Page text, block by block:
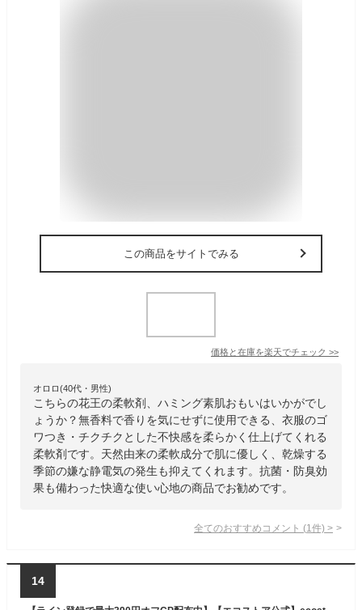
この商品をサイトでみる
価格と在庫を楽天でチェック >>
オロロ(40代・男性)
こちらの花王の柔軟剤、ハミング素肌おもいはいかがでし
ょうか？無香料で香りを気にせずに使用できる、衣服のゴ
ワつき・チクチクとした不快感を柔らかく仕上げてくれる
柔軟剤です。天然由来の柔軟成分で肌に優しく、乾燥する
季節の嫌な静電気の発生も抑えてくれます。抗菌・防臭効
果も備わった快適な使い心地の商品でお勧めです。
全てのおすすめコメント (1 件) >
14